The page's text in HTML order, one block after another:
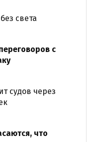
света
с
судов через
что